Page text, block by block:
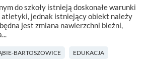
do szkoły istnieją doskonałe warunki
jednak istniejący obiekt należy
jest zmiana nawierzchni bieżni,
BARTOSZOWICE
EDUKACJA